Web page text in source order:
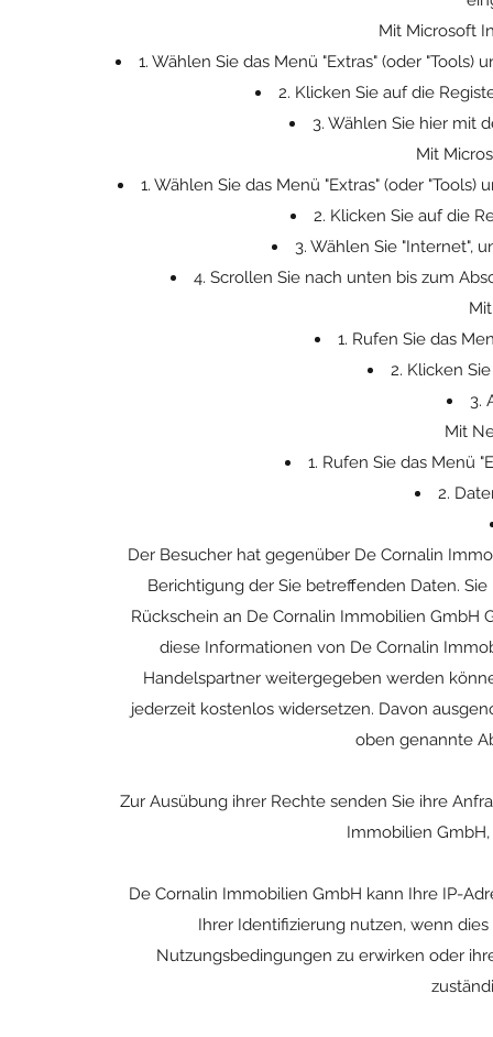
Mit Microsoft
1. Wählen Sie das Menü "Extras" (oder
2. Klicken Sie auf die
3. Wählen Sie hier mit
Mit
1. Wählen Sie das Menü "Extras" (oder
2. Klicken Sie auf die
3. Wählen Sie "Internet",
4. Scrollen Sie nach unten bis zum
1. Rufen Sie das
2. Klicken
3.
Mit
1. Rufen Sie das Menü
2.
Der Besucher hat gegenüber De Cornalin
Berichtigung der Sie betreffenden Daten.
Rückschein an De Cornalin Immobilien GmbH
diese Informationen von De Cornalin
Handelspartner weitergegeben werden
jederzeit kostenlos widersetzen. Davon
oben genannte
Zur Ausübung ihrer Rechte senden Sie ihre
Immobilien GmbH,
De Cornalin Immobilien GmbH kann Ihre IP-
Ihrer Identifizierung nutzen, wenn
Nutzungsbedingungen zu erwirken oder